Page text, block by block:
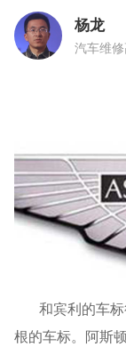
杨龙
汽车维
和宾利的车
根的车标。阿斯